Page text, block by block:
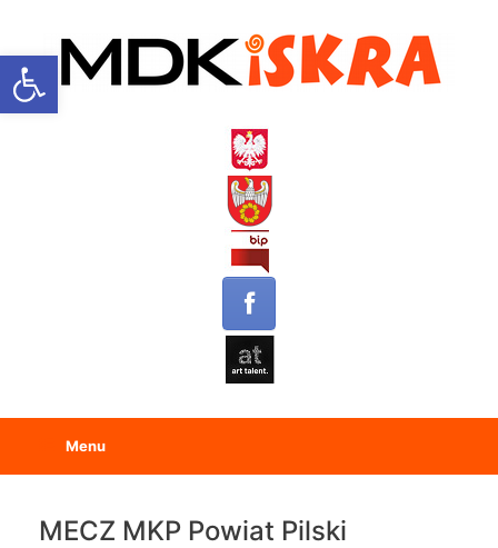
Open toolbar
Menu
MECZ MKP Powiat Pilski